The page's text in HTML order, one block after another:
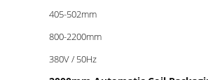
405-502mm
800-2200mm
380V / 50Hz